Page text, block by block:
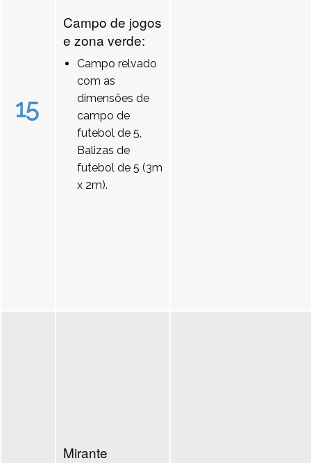
15
Campo de jogos
e zona verde:
Campo relvado
com as
dimensões de
campo de
futebol de 5,
Balizas de
futebol de 5 (3m
x 2m).
Mirante